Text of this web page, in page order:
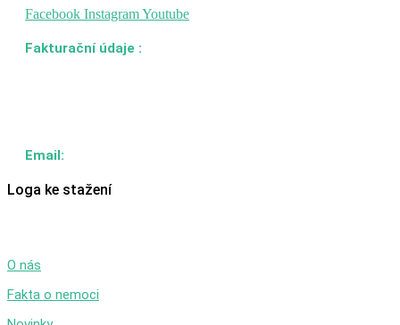
Facebook InstagramYoutube
Fakturační údaje :
Email:
Loga ke stažení
O nás
Fakta o nemoci